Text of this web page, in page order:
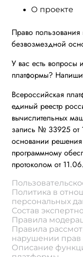
О проекте
Право пользования
безвозмездной
У вас есть вопросы
платформы?
Всероссийская
единый реестр
вычислительных
запись № 33925 от
основании решения
программному
протоколом от
Политика в
персональных
Состав
Правила
Правила
нарушении
Описание